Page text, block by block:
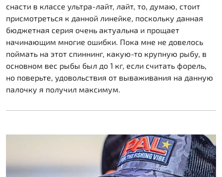
снасти в классе ультра-лайт, лайт, то, думаю, стоит
присмотреться к данной линейке, поскольку данная
бюджетная серия очень актуальна и прощает
начинающим многие ошибки. Пока мне не довелось
поймать на этот спиннинг, какую-то крупную рыбу, в
основном вес рыбы был до 1 кг, если считать форель,
но поверьте, удовольствия от вываживания на данную
палочку я получил максимум.